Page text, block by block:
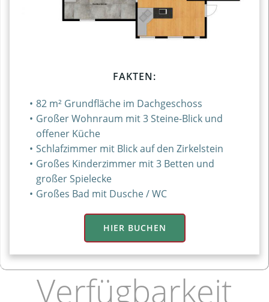
FAKTEN:
82 m² Grundfläche im Dachgeschoss
Großer Wohnraum mit 3 Steine-Blick und
offener Küche
Schlafzimmer mit Blick auf den Zirkelstein
Großes Kinderzimmer mit 3 Betten und
großer Spielecke
Großes Bad mit Dusche / WC
HIER BUCHEN
Verfügbarkeit